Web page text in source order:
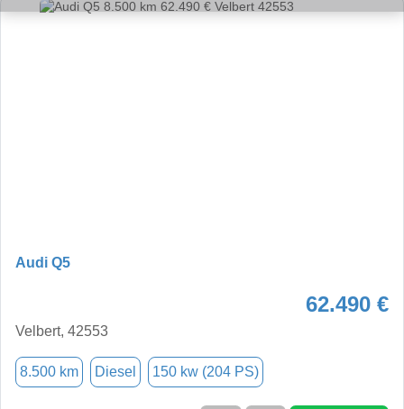
Audi Q5
62.490 €
Velbert, 42553
8.500 km Diesel 150 kw (204 PS)